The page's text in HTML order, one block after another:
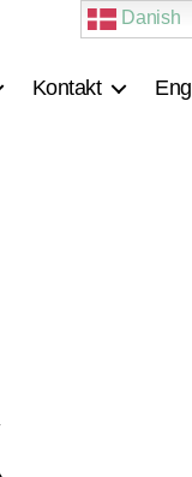
Kontakt
Danish